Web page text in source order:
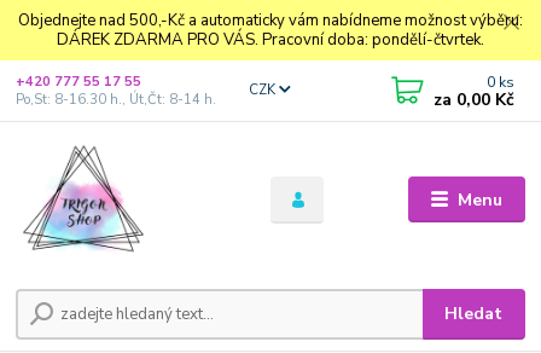
Objednejte nad 500,-Kč a automaticky vám nabídneme možnost výběru:
DÁREK ZDARMA PRO VÁS. Pracovní doba: pondělí-čtvrtek.
Menu
CZK
Hledat
+420 777 55 17 55
Po,St: 8-16.30 h., Út,Čt: 8-14 h.
0 ks
za 0,00 Kč